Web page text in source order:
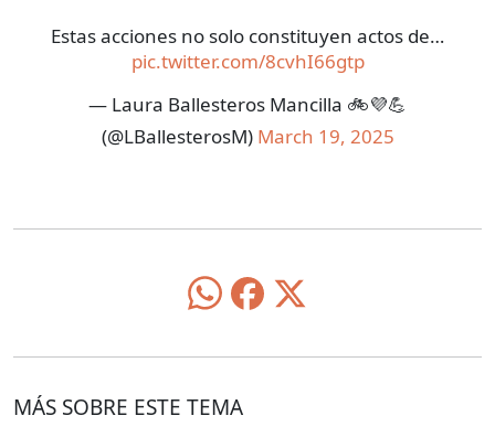
Estas acciones no solo constituyen actos de…
pic.twitter.com/8cvhI66gtp
— Laura Ballesteros Mancilla 🚲💜💪
(@LBallesterosM) March 19, 2025
MÁS SOBRE ESTE TEMA